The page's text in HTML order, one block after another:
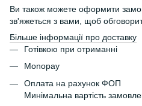
Ви також можете оформити
зв'яжеться з вами, щоб
Більше інформації про доставку
Готівкою при отриманні
Monopay
Оплата на рахунок ФОП
Минімальна вартість